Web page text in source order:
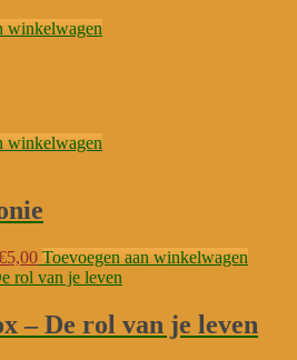
winkelwagen
winkelwagen
€14,50.
5,00Huidige
prijs
€5,00.
Toevoegen aan winkelwagen
– De rol van je leven